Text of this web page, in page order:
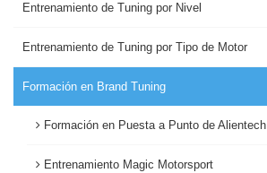
Entrenamiento de Tuning por Nivel
Entrenamiento de Tuning por Tipo de Motor
Formación en Brand Tuning
Formación en Puesta a Punto de Alientech
Entrenamiento Magic Motorsport